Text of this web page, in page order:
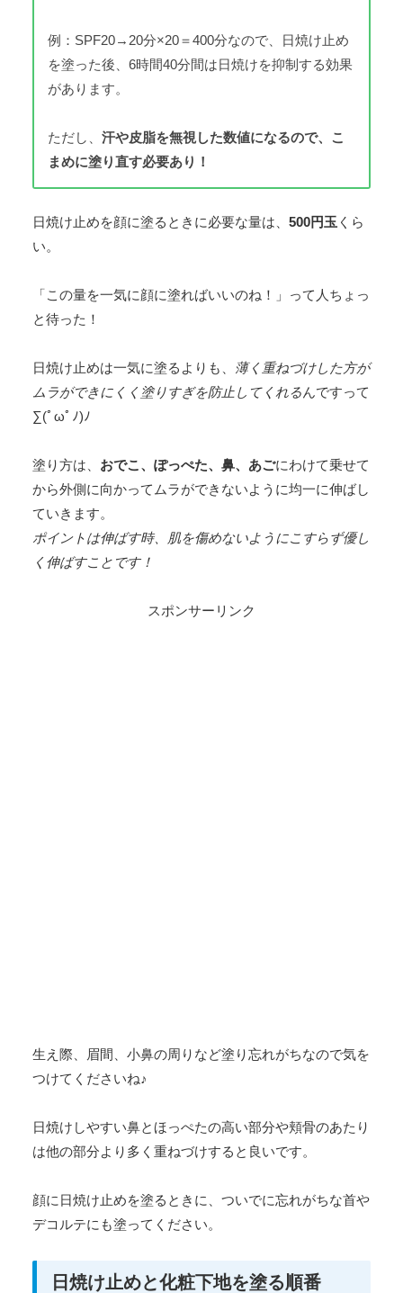
例：SPF20→20分×20＝400分なので、日焼け止め
を塗った後、6時間40分間は日焼けを抑制する効果
があります。
ただし、 汗や皮脂を無視した数値になるので、こ
まめに塗り直す必要あり！
日焼け止めを顔に塗るときに必要な量は、 500円玉 くら
い。
「この量を一気に顔に塗ればいいのね！」って人ちょっ
と待った！
日焼け止めは一気に塗るよりも、
薄く重ねづけした方が
ムラができにくく塗りすぎを防止してくれるんですって
∑(ﾟωﾟﾉ)ﾉ
塗り方は、 おでこ、ぽっぺた、鼻、あごにわけて乗せて
から外側に向かってムラができないように均一に伸ばし
ていきます。
ポイントは伸ばす時、肌を傷めないようにこすらず優し
く伸ばすことです！
スポンサーリンク
生え際、眉間、小鼻の周りなど塗り忘れがちなので気を
つけてくださいね♪
日焼けしやすい鼻とほっぺたの高い部分や頬骨のあたり
は他の部分より多く重ねづけすると良いです。
顔に日焼け止めを塗るときに、ついでに忘れがちな首や
デコルテにも塗ってください。
日焼け止めと化粧下地を塗る順番